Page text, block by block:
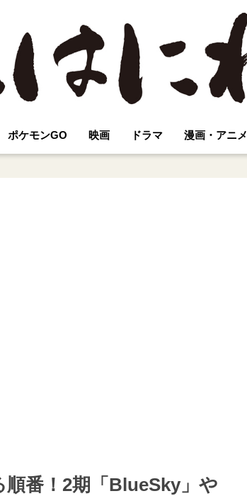
ポケモンGO 映画 ドラマ 漫画・アニメ
順番！2期「BlueSky」や